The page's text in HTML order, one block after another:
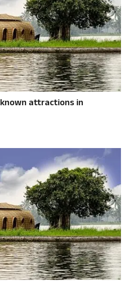
attractions in